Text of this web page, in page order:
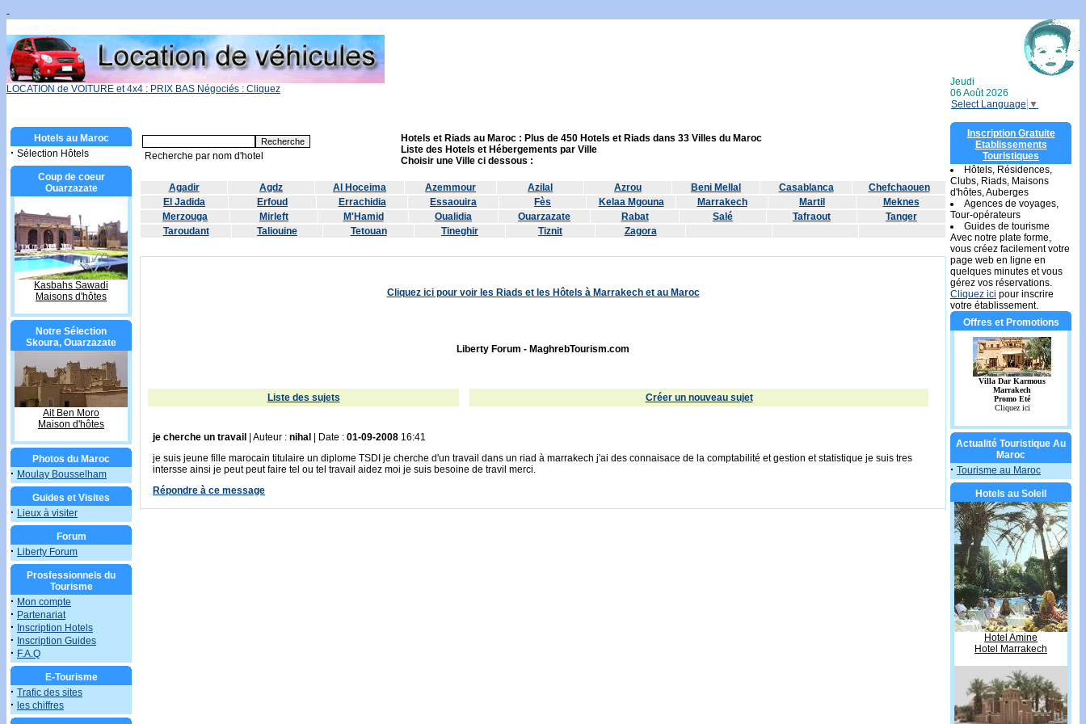
-
LOCATION de VOITURE et 4x4 : PRIX BAS Négociés : Cliquez
Jeudi
06 Août 2026
Select Language ▼
Hotels au Maroc
· Sélection Hôtels
Coup de coeur
Ouarzazate
Kasbahs Sawadi
Maisons d'hôtes
Notre Sélection
Skoura, Ouarzazate
Ait Ben Moro
Maison d'hôtes
Photos du Maroc
· Moulay Bousselham
Guides et Visites
· Lieux à visiter
Forum
· Liberty Forum
Prosfessionnels du
Tourisme
· Mon compte
· Partenariat
· Inscription Hotels
· Inscription Guides
· F.A.Q
E-Tourisme
· Trafic des sites
· les chiffres
Recherche par nom d'hotel
Hotels et Riads au Maroc : Plus de 450 Hotels et Riads dans 33 Villes du Maroc
Liste des Hotels et Hébergements par Ville
Choisir une Ville ci dessous :
Agadir Agdz Al Hoceima Azemmour Azilal Azrou Beni Mellal Casablanca
Chefchaouen
El Jadida
Erfoud Errachidia Essaouira Fès Kelaa Mgouna Marrakech Martil
Meknes
Merzouga
Mirleft M'Hamid Oualidia Ouarzazate Rabat Salé Tafraout
Tanger
Taroudant
Taliouine Tetouan Tineghir Tiznit Zagora
Cliquez ici pour voir les Riads et les Hôtels à Marrakech et au Maroc
Liberty Forum - MaghrebTourism.com
Liste des sujets Créer un nouveau sujet
je cherche un travail | Auteur : nihal | Date : 01-09-2008 16:41
je suis jeune fille marocain titulaire un diplome TSDI je cherche d'un travail dans un riad à marrakech j'ai des connaisace de la comptabilité et gestion et statistique je suis tres
intersse ainsi je peut peut faire tel ou tel travail aidez moi je suis besoine de travil merci.
Répondre à ce message
Inscription Gratuite
Etablissements
Touristiques
Hôtels, Résidences,
Clubs, Riads, Maisons
d'hôtes, Auberges
Agences de voyages,
Tour-opérateurs
Guides de tourisme
Avec notre plate forme,
vous créez facilement votre
page web en ligne en
quelques minutes et vous
gérez vos réservations.
Cliquez ici pour inscrire
votre établissement.
Offres et Promotions
Actualité Touristique Au
Maroc
· Tourisme au Maroc
Hotels au Soleil
Hotel Amine
Hotel Marrakech